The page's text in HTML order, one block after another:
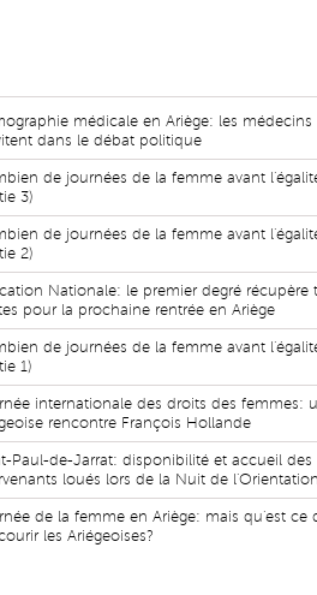
médicale en Ariège: les médecins
dans le débat politique
de journées de la femme avant
3)
de journées de la femme avant
2)
Nationale: le premier degré récupère
pour la prochaine rentrée en Ariège
de journées de la femme avant
1)
internationale des droits des femmes:
rencontre François Hollande
Paul-de-Jarrat: disponibilité et accueil des
loués lors de la Nuit de l'Orientation
de la femme en Ariège: mais qu'est ce
les Ariégeoises?